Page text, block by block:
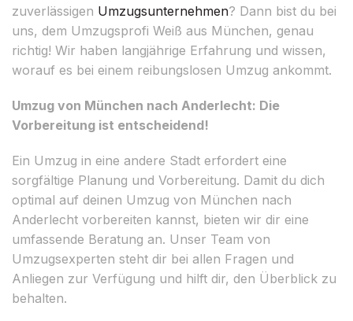
zuverlässigen Umzugsunternehmen? Dann bist du bei
uns, dem Umzugsprofi Weiß aus München, genau
richtig! Wir haben langjährige Erfahrung und wissen,
worauf es bei einem reibungslosen Umzug ankommt.
Umzug von München nach Anderlecht: Die
Vorbereitung ist entscheidend!
Ein Umzug in eine andere Stadt erfordert eine
sorgfältige Planung und Vorbereitung. Damit du dich
optimal auf deinen Umzug von München nach
Anderlecht vorbereiten kannst, bieten wir dir eine
umfassende Beratung an. Unser Team von
Umzugsexperten steht dir bei allen Fragen und
Anliegen zur Verfügung und hilft dir, den Überblick zu
behalten.